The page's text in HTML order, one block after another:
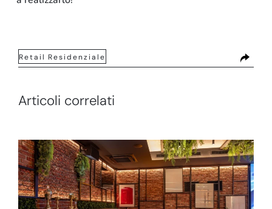
Retail Residenziale
Articoli correlati